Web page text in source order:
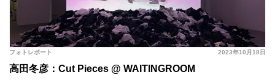
2023年10月18日
フォトレポート
高田冬彦：Cut Pieces @ WAITINGROOM